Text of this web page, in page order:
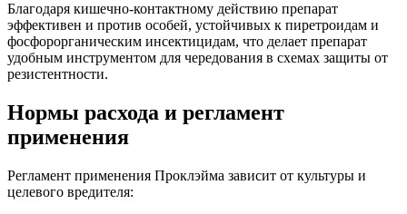
Благодаря кишечно-контактному действию препарат
эффективен и против особей, устойчивых к пиретроидам и
фосфорорганическим инсектицидам, что делает препарат
удобным инструментом для чередования в схемах защиты от
резистентности.
Нормы расхода и регламент
применения
Регламент применения Проклэйма зависит от культуры и
целевого вредителя: